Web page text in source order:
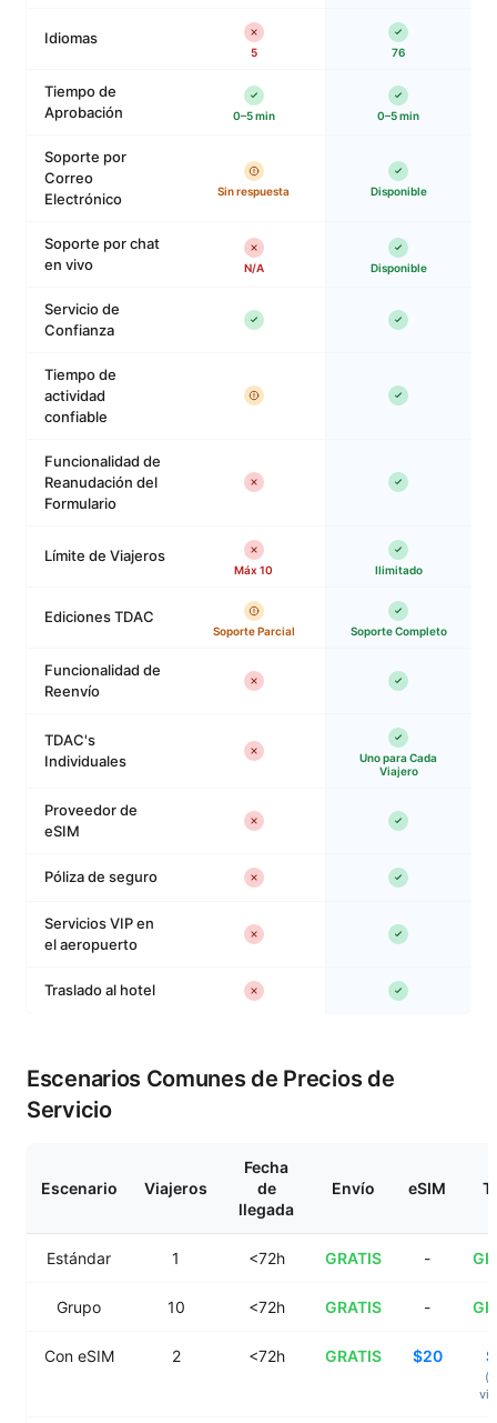
Idiomas
5 76
Tiempo de
Aprobación
0–5 min 0–5 min
Soporte por
Correo
Electrónico
Sin respuesta Disponible
Soporte por chat
en vivo
N/A Disponible
Servicio de
Confianza
Tiempo de
actividad
confiable
Funcionalidad de
Reanudación del
Formulario
Límite de Viajeros
Máx 10 Ilimitado
Ediciones TDAC
Soporte Parcial Soporte Completo
Funcionalidad de
Reenvío
TDAC's
Individuales
Uno para Cada
Viajero
Proveedor de
eSIM
Póliza de seguro
Servicios VIP en
el aeropuerto
Traslado al hotel
Escenarios Comunes de Precios de
Servicio
Escenario Viajeros
Fecha
de
llegada
Envío eSIM
Estándar 1 <72h GRATIS -
Grupo 10 <72h GRATIS -
Con eSIM 2 <72h GRATIS $20